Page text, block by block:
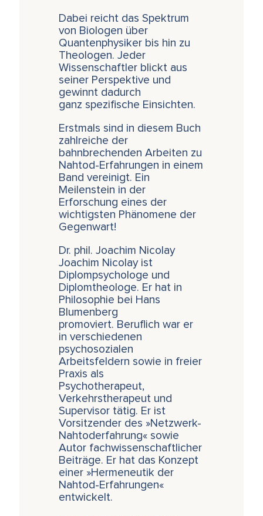
Dabei reicht das Spektrum
von Biologen über
Quantenphysiker bis hin zu
Theologen. Jeder
Wissenschaftler blickt aus
seiner Perspektive und
gewinnt dadurch
ganz spezifische Einsichten.
Erstmals sind in diesem Buch
zahlreiche der
bahnbrechenden Arbeiten zu
Nahtod-Erfahrungen in einem
Band vereinigt. Ein
Meilenstein in der
Erforschung eines der
wichtigsten Phänomene der
Gegenwart!
Dr. phil. Joachim Nicolay
Joachim Nicolay ist
Diplompsychologe und
Diplomtheologe. Er hat in
Philosophie bei Hans
Blumenberg
promoviert. Beruflich war er
in verschiedenen
psychosozialen
Arbeitsfeldern sowie in freier
Praxis als
Psychotherapeut,
Verkehrstherapeut und
Supervisor tätig. Er ist
Vorsitzender des »Netzwerk-
Nahtoderfahrung« sowie
Autor fachwissenschaftlicher
Beiträge. Er hat das Konzept
einer »Hermeneutik der
Nahtod-Erfahrungen«
entwickelt.